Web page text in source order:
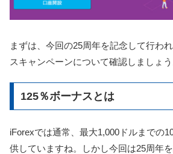
まずは、今回の25周年を記念して行わ
スキャンペーンについて確認しましょう
125％ボーナスとは
iForexでは通常、最大1,000ドルまでの
供していますね。しかし今回は25周年を